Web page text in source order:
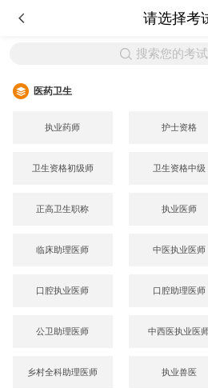
请选择考
搜索您的考试
医药卫生
执业药师 护士资格
卫生资格初级师 卫生资格中级
正高卫生职称 执业医师
临床助理医师 中医执业医师
口腔执业医师 口腔助理医师
公卫助理医师 中西医执业医
乡村全科助理医师 执业兽医